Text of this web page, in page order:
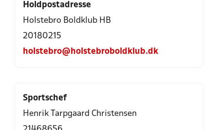
Holdpostadresse
Holstebro Boldklub HB
20180215
holstebro@holstebroboldklub.dk
Sportschef
Henrik Tarpgaard Christensen